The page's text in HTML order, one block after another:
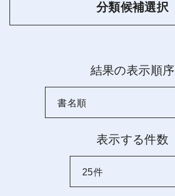
分類候補選択
結果の表示順序
表示する件数